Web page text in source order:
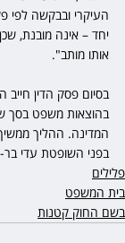
העיקרי ובבקשה לפי
יחד – אינה מובנת,
אותו מותב".
בסיום פסק הדין
המדינה. ההליך
בפני השופטת עדי
פלילים
בית המשפט
בשם החוק קטנות